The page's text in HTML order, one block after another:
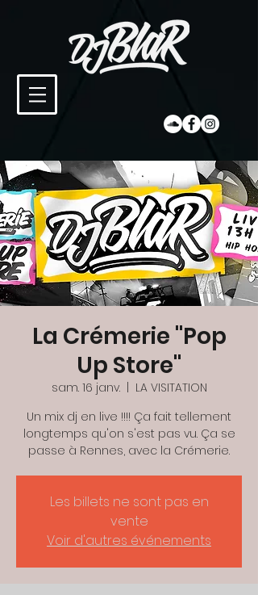
La Crémerie ''Pop
Up Store''
sam. 16 janv.
  |
LA VISITATION
Un mix dj en live !!!! Ça fait tellement
longtemps qu'on s'est pas vu. Ça se
passe à Rennes, avec la Crémerie.
Les billets ne sont pas en
vente
Voir d'autres événements